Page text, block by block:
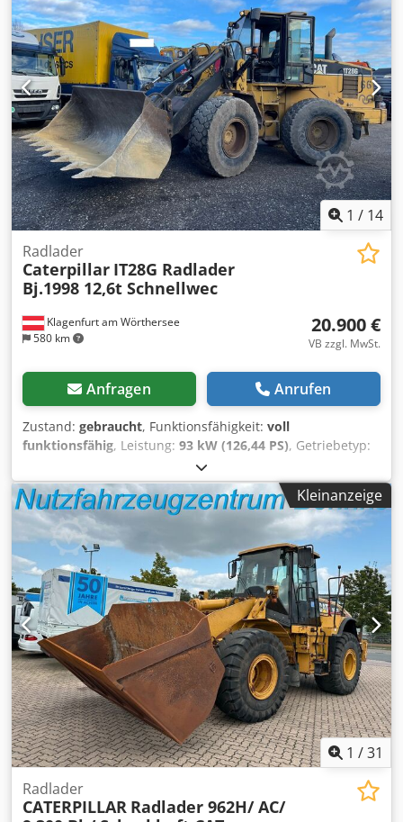
1 / 14
Klagenfurt am Wörthersee
580 km
Radlader
Caterpillar IT28G Radlader
Bj.1998 12,6t Schnellwec
20.900 €
VB zzgl. MwSt.
Anfragen Anrufen
Zustand: gebraucht, Funktionsfähigkeit: voll
funktionsfähig, Leistung: 93 kW (126,44 PS), Getriebetyp:
Diesel
Betriebsgewicht:12.600 kg, Achsen-Konfiguration:4x4,
Erstzulassung:10/1998, Baujahr:1998, Betriebsstunden:
17.762 h, Kraftstoff: Diesel, Ausstattung: Allradantrieb,
Palettengabeln, RADLADER CATERPILLAR IT28G
Schnellwechselsystem! Palettengabel gegen Aufpreis.
17762 Betriebsstunden 12600 kg Eigengewicht 93KW
Produkt Nummer: 9AR00289 Djdpfei Tmhpox Akpskr
Technisch in Ordnung! Tel. 44
Kleinanzeige
1 /31
Radlader
CATERPILLAR Radlader 962H/ AC/